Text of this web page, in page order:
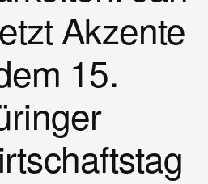
Akzente
15.